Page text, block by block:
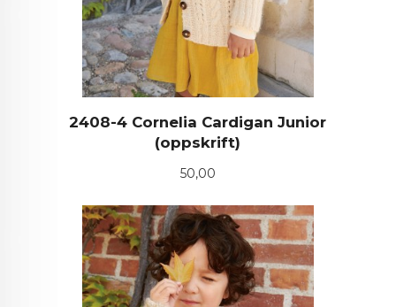
2408-4 Cornelia Cardigan Junior
(oppskrift)
Pris
50,00